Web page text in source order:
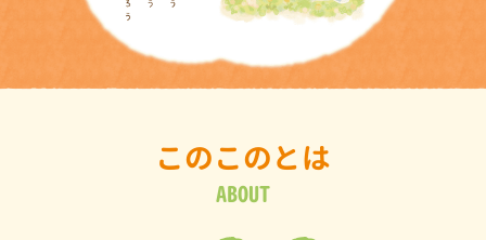
このこのとは
ABOUT